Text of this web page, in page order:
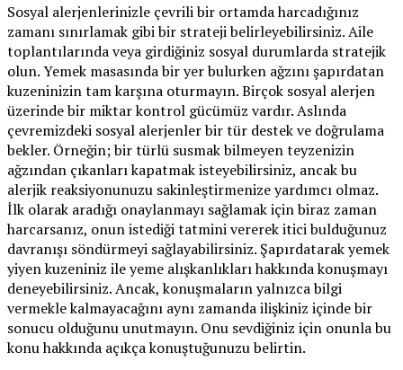
Sosyal alerjenlerinizle çevrili bir ortamda harcadığınız
zamanı sınırlamak gibi bir strateji belirleyebilirsiniz. Aile
toplantılarında veya girdiğiniz sosyal durumlarda stratejik
olun. Yemek masasında bir yer bulurken ağzını şapırdatan
kuzeninizin tam karşına oturmayın. Birçok sosyal alerjen
üzerinde bir miktar kontrol gücümüz vardır. Aslında
çevremizdeki sosyal alerjenler bir tür destek ve doğrulama
bekler. Örneğin; bir türlü susmak bilmeyen teyzenizin
ağzından çıkanları kapatmak isteyebilirsiniz, ancak bu
alerjik reaksiyonunuzu sakinleştirmenize yardımcı olmaz.
İlk olarak aradığı onaylanmayı sağlamak için biraz zaman
harcarsanız, onun istediği tatmini vererek itici bulduğunuz
davranışı söndürmeyi sağlayabilirsiniz. Şapırdatarak yemek
yiyen kuzeniniz ile yeme alışkanlıkları hakkında konuşmayı
deneyebilirsiniz. Ancak, konuşmaların yalnızca bilgi
vermekle kalmayacağını aynı zamanda ilişkiniz içinde bir
sonucu olduğunu unutmayın. Onu sevdiğiniz için onunla bu
konu hakkında açıkça konuştuğunuzu belirtin.